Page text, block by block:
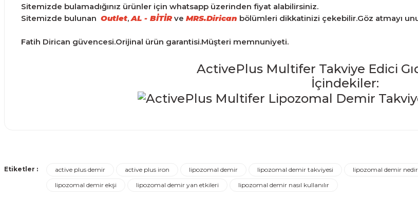
Sitemizde bulamadığınız ürünler için whatsapp üzerinden fiyat alabilirsiniz.
Sitemizde bulunan Outlet,AL - BİTİRve MRS.Dirican bölümleri dikkatinizi çekebilir.Göz atmayı
Fatih Dirican güvencesi.Orijinal ürün garantisi.Müşteri memnuniyeti.
ActivePlus Multifer Takviye Edici
İçindekiler:
Yorum Yaz
Ürün resmi kalitesiz, bozuk veya görüntülenemiyor.
Etiketler : active plus demir active plus iron lipozomal demir lipozomal demir takviyesi lipozomal demir nedir
lipozomal demir ekşi
lipozomal demir yan etkileri lipozomal demir nasıl kullanılır